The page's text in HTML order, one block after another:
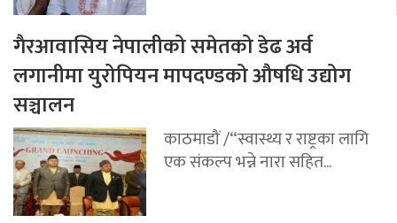
गैरआवासिय नेपालीको समेतको डेढ अर्व
लगानीमा युरोपियन मापदण्डको औषधि उद्योग
सञ्चालन
काठमाडौं /“स्वास्थ्य र राष्ट्रका लागि
एक संकल्प भन्ने नारा सहित...